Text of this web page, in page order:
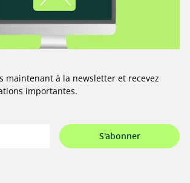
maintenant à la newsletter et recevez
importantes.
S'abonner